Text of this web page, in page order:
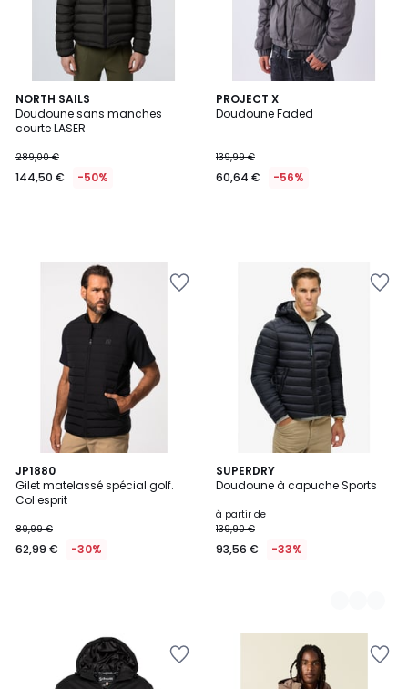
NORTH SAILS
Doudoune sans manches
courte LASER
289,00 €
144,50 € -50%
PROJECT X
Doudoune Faded
139,99 €
60,64 € -56%
JP1880
Gilet matelassé spécial golf.
Col esprit
89,99 €
62,99 € -30%
SUPERDRY
Doudoune à capuche Sports
à partir de
139,90 €
93,56 € -33%
2
Couleurs